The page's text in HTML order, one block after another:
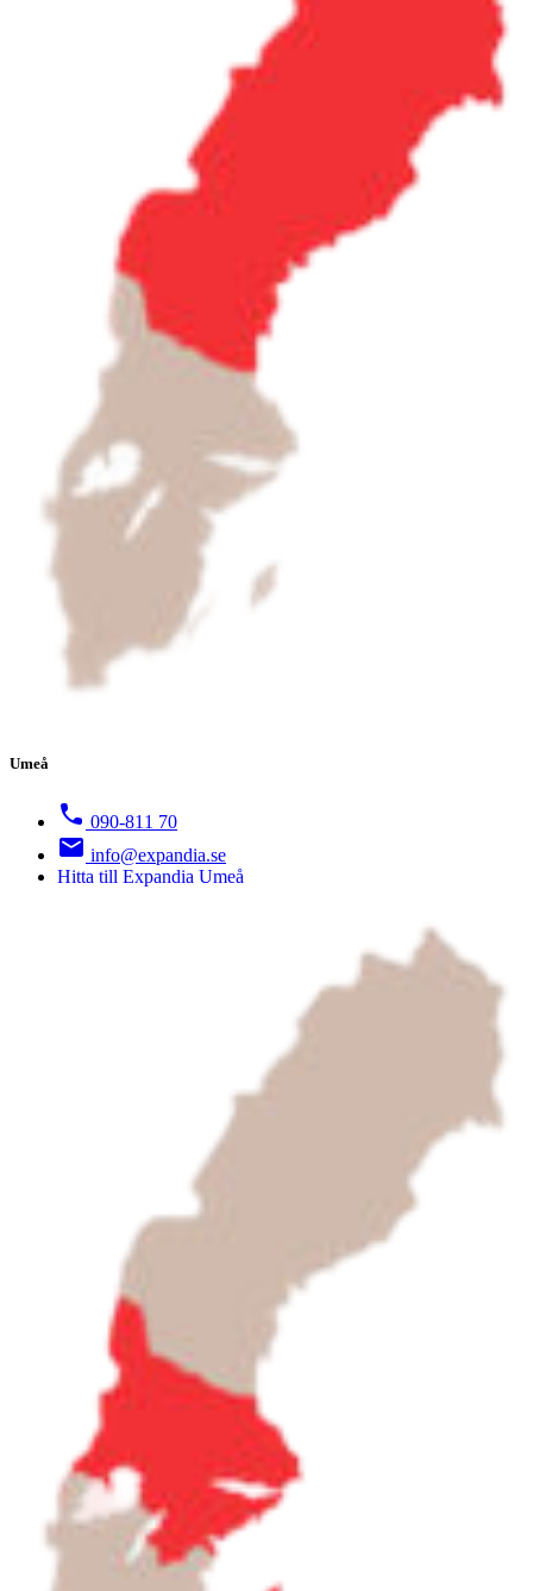
Umeå
090-811 70
info@expandia.se
Hitta till Expandia Umeå